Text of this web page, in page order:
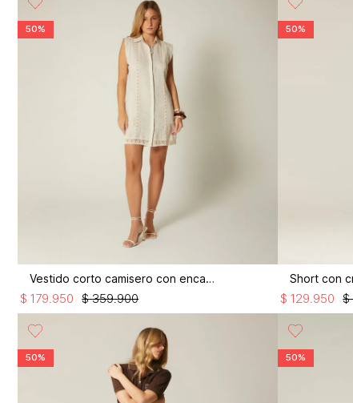
50%
Vestido corto camisero con encajes
$ 359.900
$ 179 950
50%
Short con
$
$ 129 950
50% 50%